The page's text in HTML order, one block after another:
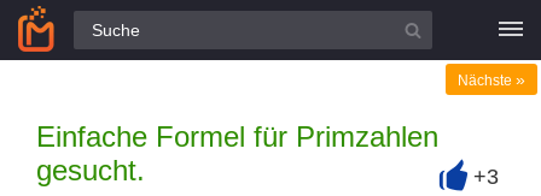
Alle Fragen
Einfache Formel für Primzahlen
gesucht.
Nächste »
+3